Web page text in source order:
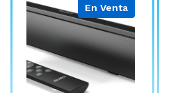
En Venta